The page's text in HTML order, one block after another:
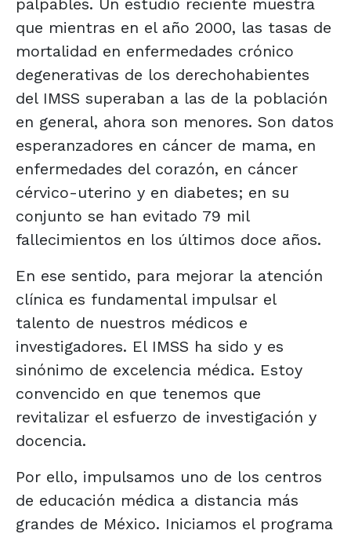
que mientras en el año 2000, las tasas de
mortalidad en enfermedades crónico
degenerativas de los derechohabientes
del IMSS superaban a las de la población
en general, ahora son menores. Son datos
esperanzadores en cáncer de mama, en
enfermedades del corazón, en cáncer
cérvico-uterino y en diabetes; en su
conjunto se han evitado 79 mil
fallecimientos en los últimos doce años.
En ese sentido, para mejorar la atención
clínica es fundamental impulsar el
talento de nuestros médicos e
investigadores. El IMSS ha sido y es
sinónimo de excelencia médica. Estoy
convencido en que tenemos que
revitalizar el esfuerzo de investigación y
docencia.
Por ello, impulsamos uno de los centros
de educación médica a distancia más
grandes de México. Iniciamos el programa